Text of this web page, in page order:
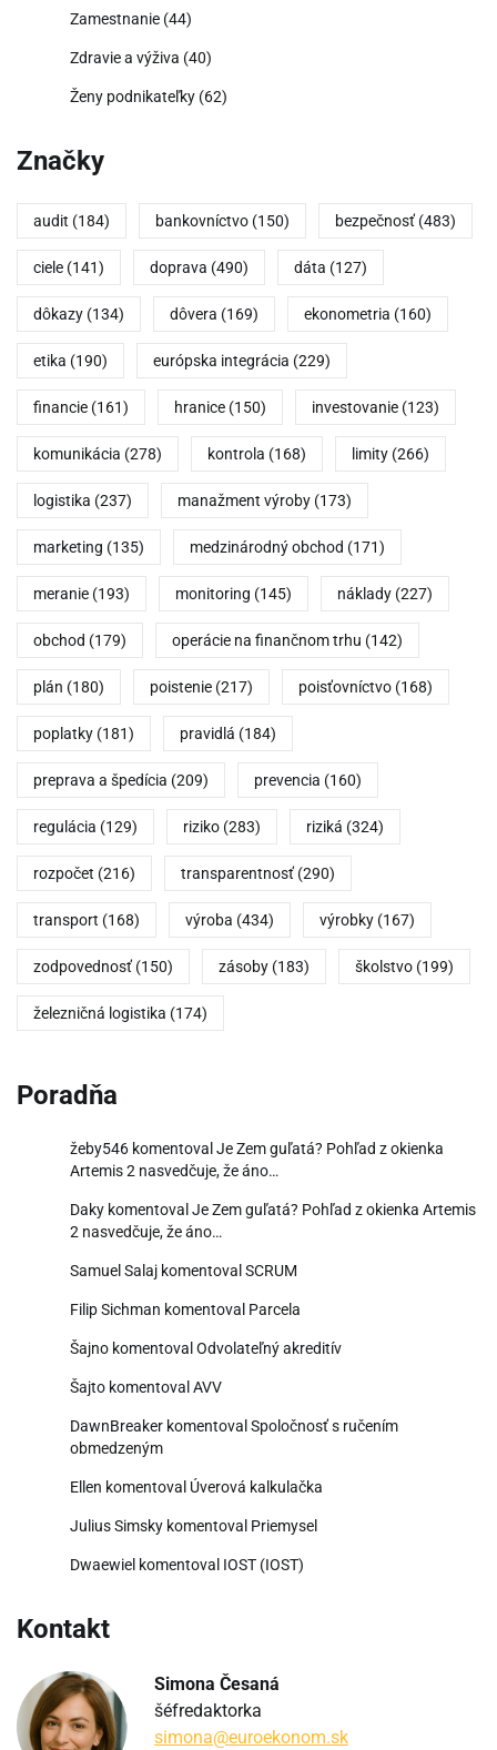
Zamestnanie (44)
Zdravie a výživa (40)
Ženy podnikateľky (62)
Značky
audit (184) bankovníctvo (150) bezpečnosť (483)
ciele (141) doprava (490) dáta (127)
dôkazy (134) dôvera (169) ekonometria (160)
etika (190) európska integrácia (229)
financie (161) hranice (150) investovanie (123)
komunikácia (278) kontrola (168) limity (266)
logistika (237) manažment výroby (173)
marketing (135) medzinárodný obchod (171)
meranie (193) monitoring (145) náklady (227)
obchod (179) operácie na finančnom trhu (142)
plán (180) poistenie (217) poisťovníctvo (168)
poplatky (181) pravidlá (184)
preprava a špedícia (209) prevencia (160)
regulácia (129) riziko (283) riziká (324)
rozpočet (216) transparentnosť (290)
transport (168) výroba (434) výrobky (167)
zodpovednosť (150) zásoby (183) školstvo (199)
železničná logistika (174)
Poradňa
žeby546 komentoval Je Zem guľatá? Pohľad z okienka
Artemis 2 nasvedčuje, že áno…
Daky komentoval Je Zem guľatá? Pohľad z okienka Artemis
2 nasvedčuje, že áno…
Samuel Salaj komentoval SCRUM
Filip Sichman komentoval Parcela
Šajno komentoval Odvolateľný akreditív
Šajto komentoval AVV
DawnBreaker komentoval Spoločnosť s ručením
obmedzeným
Ellen komentoval Úverová kalkulačka
Julius Simsky komentoval Priemysel
Dwaewiel komentoval IOST (IOST)
Kontakt
Simona Česaná
šéfredaktorka
simona@euroekonom.sk